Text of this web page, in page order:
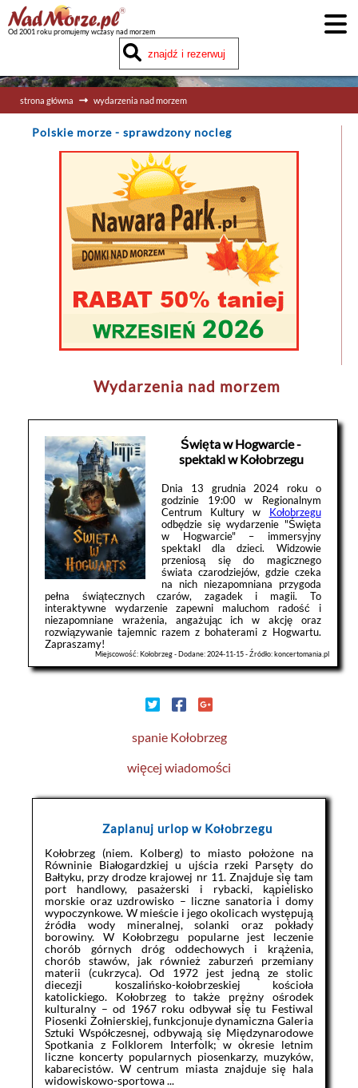
Od 2001 roku promujemy wczasy nad morzem
strona główna wydarzenia nad morzem
Polskie morze - sprawdzony nocleg
Wydarzenia nad morzem
Święta w Hogwarcie -
spektakl w Kołobrzegu
Dnia 13 grudnia 2024 roku o
godzinie 19:00 w Regionalnym
Centrum Kultury w Kołobrzegu
odbędzie się wydarzenie "Święta
w Hogwarcie" – immersyjny
spektakl dla dzieci. Widzowie
przeniosą się do magicznego
świata czarodziejów, gdzie czeka
na nich niezapomniana przygoda
pełna świątecznych czarów, zagadek i magii. To
interaktywne wydarzenie zapewni maluchom radość i
niezapomniane wrażenia, angażując ich w akcję oraz
rozwiązywanie tajemnic razem z bohaterami z Hogwartu.
Zapraszamy!
Miejscowość: Kołobrzeg - Dodane: 2024-11-15 - Źródło: koncertomania.pl
spanie Kołobrzeg
więcej wiadomości
Zaplanuj urlop w Kołobrzegu
Kołobrzeg (niem. Kolberg) to miasto położone na
Równinie Białogardzkiej u ujścia rzeki Parsęty do
Bałtyku, przy drodze krajowej nr 11. Znajduje się tam
port handlowy, pasażerski i rybacki, kąpielisko
morskie oraz uzdrowisko – liczne sanatoria i domy
wypoczynkowe. W mieście i jego okolicach występują
źródła wody mineralnej, solanki oraz pokłady
borowiny. W Kołobrzegu popularne jest leczenie
chorób górnych dróg oddechowych i krążenia,
chorób stawów, jak również zaburzeń przemiany
materii (cukrzyca). Od 1972 jest jedną ze stolic
diecezji koszalińsko-kołobrzeskiej kościoła
katolickiego. Kołobrzeg to także prężny ośrodek
kulturalny – od 1967 roku odbywał się tu Festiwal
Piosenki Żołnierskiej, funkcjonuje dynamiczna Galeria
Sztuki Współczesnej, odbywają się Międzynarodowe
Spotkania z Folklorem Interfolk; w okresie letnim
liczne koncerty popularnych piosenkarzy, muzyków,
kabarecistów. W centrum miasta znajduje się hala
widowiskowo-sportowa ...